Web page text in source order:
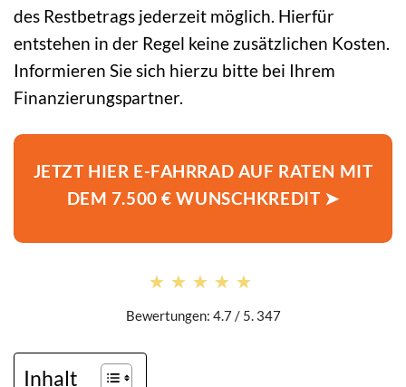
des Restbetrags jederzeit möglich. Hierfür
entstehen in der Regel keine zusätzlichen Kosten.
Informieren Sie sich hierzu bitte bei Ihrem
Finanzierungspartner.
JETZT HIER E-FAHRRAD AUF RATEN MIT
DEM 7.500 € WUNSCHKREDIT ➤
★★★★★
★★★★★
Bewertungen: 4.7 / 5. 347
Inhalt